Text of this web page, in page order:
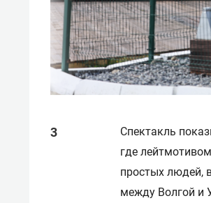
Спектакль
где
простых людей,
между Волгой и